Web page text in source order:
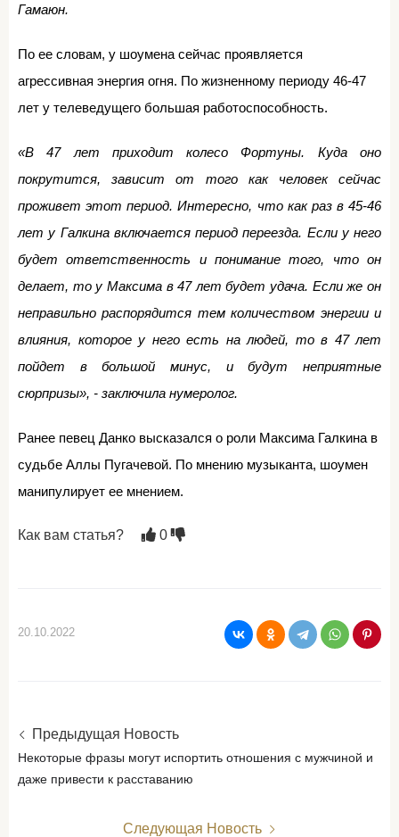
Гамаюн.
По ее словам, у шоумена сейчас проявляется
агрессивная энергия огня. По жизненному периоду 46-47
лет у телеведущего большая работоспособность.
«В 47 лет приходит колесо Фортуны. Куда оно
покрутится, зависит от того как человек сейчас
проживет этот период. Интересно, что как раз в 45-46
лет у Галкина включается период переезда. Если у него
будет ответственность и понимание того, что он
делает, то у Максима в 47 лет будет удача. Если же он
неправильно распорядится тем количеством энергии и
влияния, которое у него есть на людей, то в 47 лет
пойдет в большой минус, и будут неприятные
сюрпризы», - заключила нумеролог.
Ранее певец Данко высказался о роли Максима Галкина в
судьбе Аллы Пугачевой. По мнению музыканта, шоумен
манипулирует ее мнением.
Как вам статья? 0
20.10.2022
Предыдущая Новость
Некоторые фразы могут испортить отношения с мужчиной и
даже привести к расставанию
Следующая Новость